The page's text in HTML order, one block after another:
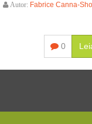
Autor: Fabrice Canna-
0